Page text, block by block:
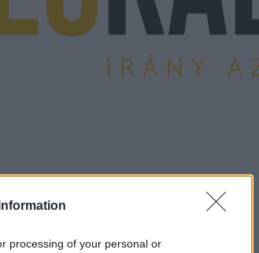
processing of your personal or